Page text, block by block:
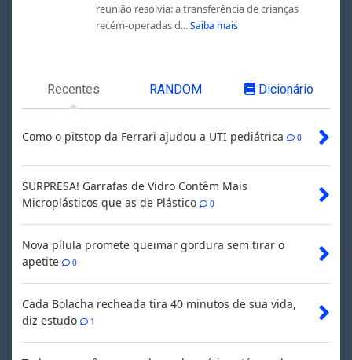
reunião resolvia: a transferência de crianças
recém-operadas d... Saiba mais
Recentes RANDOM Dicionário
Como o pitstop da Ferrari ajudou a UTI pediátrica 0
SURPRESA! Garrafas de Vidro Contêm Mais
Microplásticos que as de Plástico
0
Nova pílula promete queimar gordura sem tirar o
apetite
0
Cada Bolacha recheada tira 40 minutos de sua vida,
diz estudo
1